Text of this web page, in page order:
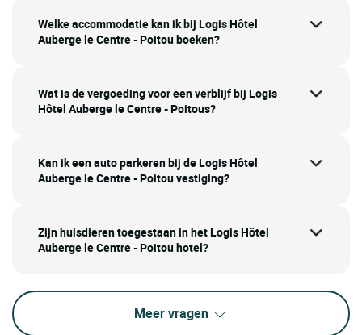
Welke accommodatie kan ik bij Logis Hôtel
Auberge le Centre - Poitou boeken?
Wat is de vergoeding voor een verblijf bij Logis
Hôtel Auberge le Centre - Poitous?
Kan ik een auto parkeren bij de Logis Hôtel
Auberge le Centre - Poitou vestiging?
Zijn huisdieren toegestaan in het Logis Hôtel
Auberge le Centre - Poitou hotel?
Meer vragen